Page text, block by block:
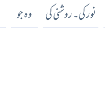
نور کی۔ روشنی کی وہ جو